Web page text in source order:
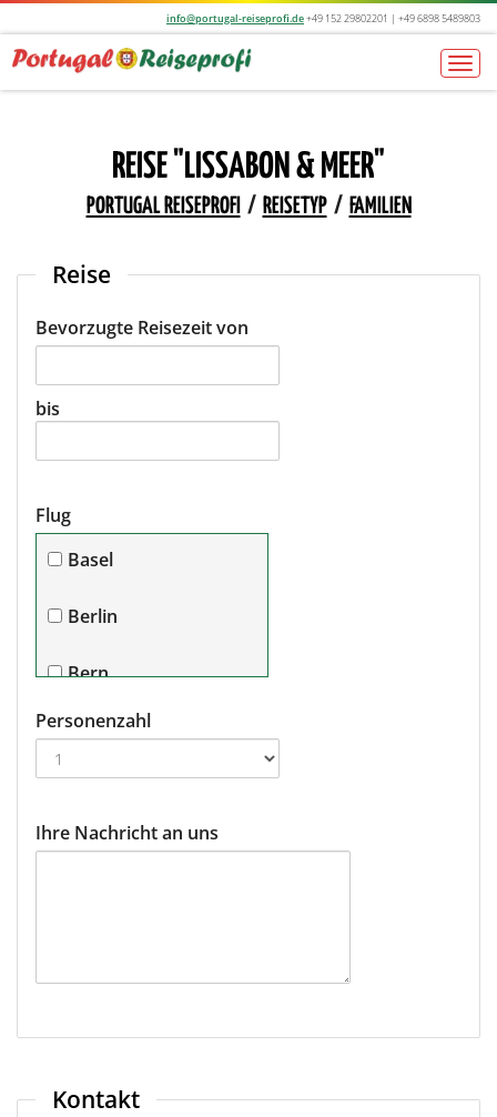
info@portugal-reiseprofi.de+49 152 29802201 | +49 6898 5489803
REISE "LISSABON & MEER"
PORTUGAL REISEPROFI / REISETYP/ FAMILIEN
Reise
Bevorzugte Reisezeit von
bis
Flug
Basel
Berlin
Bern
Bremen
Dortmund/Paderborn
Dresden
Personenzahl
Ihre Nachricht an uns
Kontakt